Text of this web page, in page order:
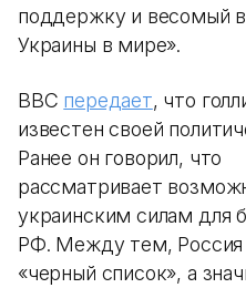
поддержку и весомый
Украины в мире».
BBC передает, что
известен своей
Ранее он говорил, что
рассматривает
украинским силам для
РФ. Между тем, Россия
«черный список», а